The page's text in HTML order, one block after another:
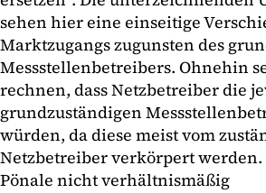
sehen hier eine einseitige
Marktzugangs zugunsten des
Messstellenbetreibers. Ohnehin
rechnen, dass Netzbetreiber die
grundzuständigen
würden, da diese meist vom
Netzbetreiber verkörpert werden.
Pönale nicht verhältnismäßig